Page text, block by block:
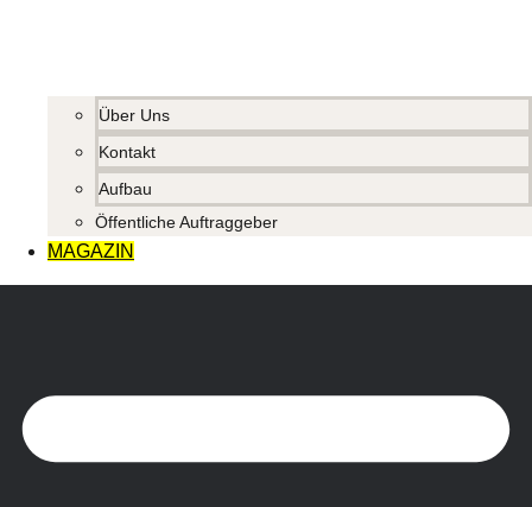
Über Uns
Kontakt
Aufbau
Öffentliche Auftraggeber
MAGAZIN